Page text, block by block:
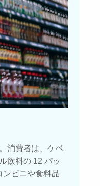
消費者は、ケベ
飲料の 12 パッ
ンビニや食料品